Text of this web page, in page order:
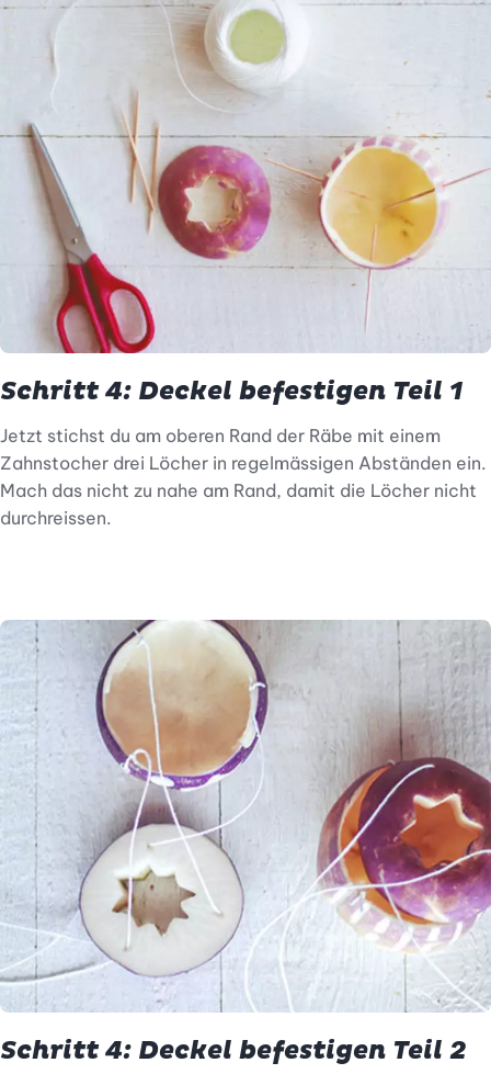
Schritt 4: Deckel befestigen Teil 1
Jetzt stichst du am oberen Rand der Räbe mit einem
Zahnstocher drei Löcher in regelmässigen Abständen ein.
Mach das nicht zu nahe am Rand, damit die Löcher nicht
durchreissen.
Schritt 4: Deckel befestigen Teil 2